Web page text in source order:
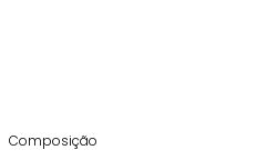
Composição